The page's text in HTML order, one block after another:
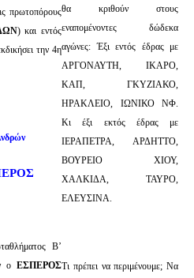
πρωτοπόρους
) και εντός
την 4η
Β’
ο ΕΣΠΕΡΟΣ
θα κριθούν στους
εναπομένοντες δώδεκα
αγώνες: Έξι εντός έδρας με
ΑΡΓΟΝΑΥΤΗ, ΙΚΑΡΟ,
ΚΑΠ, ΓΚΥΖΙΑΚΟ,
ΗΡΑΚΛΕΙΟ, ΙΩΝΙΚΟ ΝΦ.
Κι έξι εκτός έδρας με
ΙΕΡΑΠΕΤΡΑ, ΑΡΔΗΤΤΟ,
ΒΟΥΡΕΙΟ ΧΙΟΥ,
ΧΑΛΚΙΔΑ, ΤΑΥΡΟ,
ΕΛΕΥΣΙΝΑ.
Τι πρέπει να περιμένουμε; Να